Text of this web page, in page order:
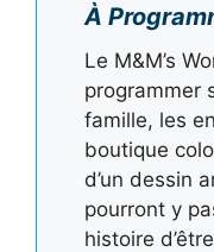
À
Le M&M’s
programmer
famille, les
boutique
d’un dessin
pourront y
histoire